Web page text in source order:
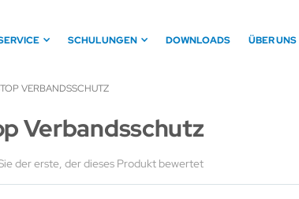
SCHULUNGEN DOWNLOADS ÜBER UNS
VERBANDSSCHUTZ
Verbandsschutz
der erste, der dieses Produkt bewertet